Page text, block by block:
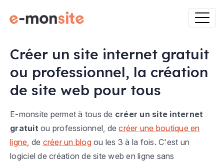
Créer un site internet gratuit
ou professionnel, la création
de site web pour tous
E-monsite permet à tous de créer un site internet
gratuit ou professionnel, decréer une boutique en
ligne , de créer un blogou les 3 à la fois. C'est un
logiciel de création de site web en ligne sans